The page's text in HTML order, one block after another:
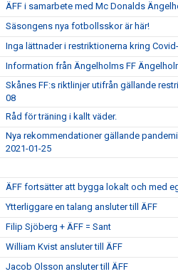
ÄFF i samarbete med Mc Donalds
Säsongens nya fotbollsskor är här!
Inga lättnader i restriktionerna kring
Information från Ängelholms FF
Skånes FF:s riktlinjer utifrån gällande
08
Råd för träning i kallt väder.
Nya rekommendationer gällande
2021-01-25
ÄFF fortsätter att bygga lokalt och med
Ytterliggare en talang ansluter till ÄFF
Filip Sjöberg + ÄFF = Sant
William Kvist ansluter till ÄFF
Jacob Olsson ansluter till ÄFF